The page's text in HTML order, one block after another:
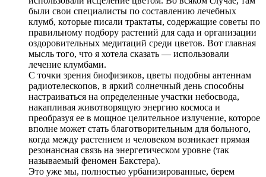
были свои специалисты по составлению лечебных
клумб, которые писали трактаты, содержащие советы по
правильному подбору растений для сада и организации
оздоровительных медитаций среди цветов. Вот главная
мысль того, что я хотела сказать — использовали
лечение клумбами.
С точки зрения биофизиков, цветы подобны антеннам
радиотелескопов, в яркий солнечный день способны
настраиваться на определенные участки небосвода,
накапливая животворящую энергию космоса и
преобразуя ее в мощное целительное излучение, которое
вполне может стать благотворительным для больного,
когда между растением и человеком возникает прямая
резонансная связь на энергетическом уровне (так
называемый феномен Бакстера).
Это уже мы, полностью урбанизированные, берем